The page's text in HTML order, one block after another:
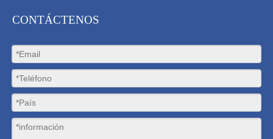
CONTÁCTENOS